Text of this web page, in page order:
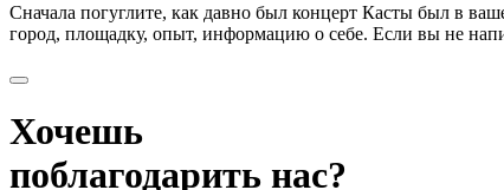
Сначала погуглите, как давно был концерт Касты был в
город, площадку, опыт, информацию о себе. Если вы не
Хочешь
поблагодарить нас?